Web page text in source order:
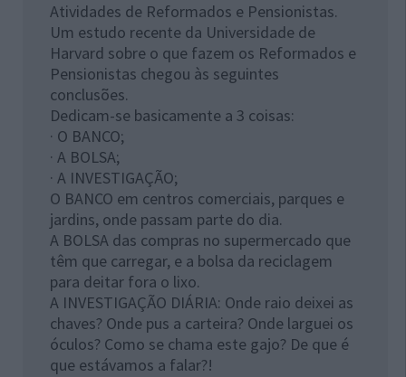
Atividades de Reformados e Pensionistas.
Um estudo recente da Universidade de
Harvard sobre o que fazem os Reformados e
Pensionistas chegou às seguintes
conclusões.
Dedicam-se basicamente a 3 coisas:
· O BANCO;
· A BOLSA;
· A INVESTIGAÇÃO;
O BANCO em centros comerciais, parques e
jardins, onde passam parte do dia.
A BOLSA das compras no supermercado que
têm que carregar, e a bolsa da reciclagem
para deitar fora o lixo.
A INVESTIGAÇÃO DIÁRIA: Onde raio deixei as
chaves? Onde pus a carteira? Onde larguei os
óculos? Como se chama este gajo? De que é
que estávamos a falar?!